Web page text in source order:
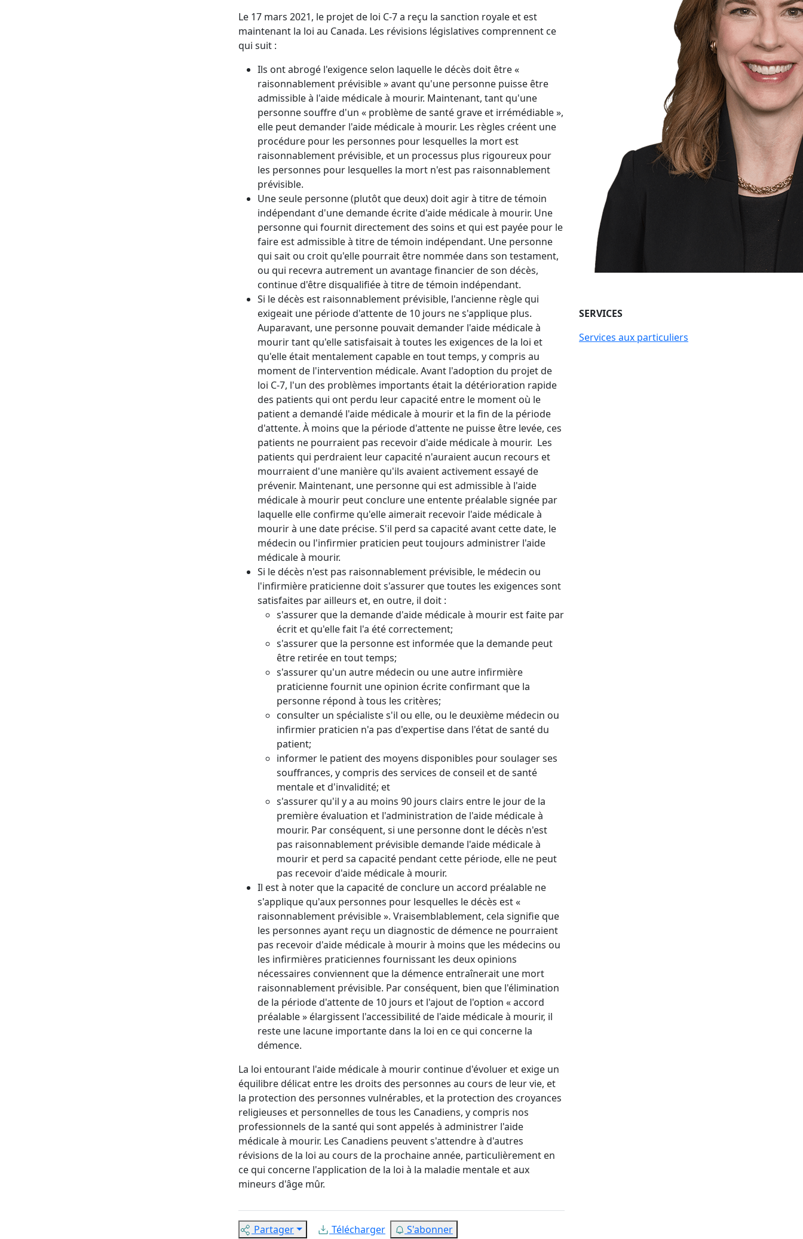
Le 17 mars 2021, le projet de loi C-7 a reçu la sanction royale et est
maintenant la loi au Canada. Les révisions législatives comprennent ce
qui suit :
Ils ont abrogé l'exigence selon laquelle le décès doit être «
raisonnablement prévisible » avant qu'une personne puisse être
admissible à l'aide médicale à mourir. Maintenant, tant qu'une
personne souffre d'un « problème de santé grave et irrémédiable »,
elle peut demander l'aide médicale à mourir. Les règles créent une
procédure pour les personnes pour lesquelles la mort est
raisonnablement prévisible, et un processus plus rigoureux pour
les personnes pour lesquelles la mort n'est pas raisonnablement
prévisible.
Une seule personne (plutôt que deux) doit agir à titre de témoin
indépendant d'une demande écrite d'aide médicale à mourir. Une
personne qui fournit directement des soins et qui est payée pour le
faire est admissible à titre de témoin indépendant. Une personne
qui sait ou croit qu'elle pourrait être nommée dans son testament,
ou qui recevra autrement un avantage financier de son décès,
continue d'être disqualifiée à titre de témoin indépendant.
Si le décès est raisonnablement prévisible, l'ancienne règle qui
exigeait une période d'attente de 10 jours ne s'applique plus.
Auparavant, une personne pouvait demander l'aide médicale à
mourir tant qu'elle satisfaisait à toutes les exigences de la loi et
qu'elle était mentalement capable en tout temps, y compris au
moment de l'intervention médicale. Avant l'adoption du projet de
loi C-7, l'un des problèmes importants était la détérioration rapide
des patients qui ont perdu leur capacité entre le moment où le
patient a demandé l'aide médicale à mourir et la fin de la période
d'attente. À moins que la période d'attente ne puisse être levée, ces
patients ne pourraient pas recevoir d'aide médicale à mourir. Les
patients qui perdraient leur capacité n'auraient aucun recours et
mourraient d'une manière qu'ils avaient activement essayé de
prévenir. Maintenant, une personne qui est admissible à l'aide
médicale à mourir peut conclure une entente préalable signée par
laquelle elle confirme qu'elle aimerait recevoir l'aide médicale à
mourir à une date précise. S'il perd sa capacité avant cette date, le
médecin ou l'infirmier praticien peut toujours administrer l'aide
médicale à mourir.
Si le décès n'est pas raisonnablement prévisible, le médecin ou
l'infirmière praticienne doit s'assurer que toutes les exigences sont
satisfaites par ailleurs et, en outre, il doit :
s'assurer que la demande d'aide médicale à mourir est faite par
écrit et qu'elle fait l'a été correctement;
s'assurer que la personne est informée que la demande peut
être retirée en tout temps;
s'assurer qu'un autre médecin ou une autre infirmière
praticienne fournit une opinion écrite confirmant que la
personne répond à tous les critères;
consulter un spécialiste s'il ou elle, ou le deuxième médecin ou
infirmier praticien n'a pas d'expertise dans l'état de santé du
patient;
informer le patient des moyens disponibles pour soulager ses
souffrances, y compris des services de conseil et de santé
mentale et d'invalidité; et
s'assurer qu'il y a au moins 90 jours clairs entre le jour de la
première évaluation et l'administration de l'aide médicale à
mourir. Par conséquent, si une personne dont le décès n'est
pas raisonnablement prévisible demande l'aide médicale à
mourir et perd sa capacité pendant cette période, elle ne peut
pas recevoir d'aide médicale à mourir.
Il est à noter que la capacité de conclure un accord préalable ne
s'applique qu'aux personnes pour lesquelles le décès est «
raisonnablement prévisible ». Vraisemblablement, cela signifie que
les personnes ayant reçu un diagnostic de démence ne pourraient
pas recevoir d'aide médicale à mourir à moins que les médecins ou
les infirmières praticiennes fournissant les deux opinions
nécessaires conviennent que la démence entraînerait une mort
raisonnablement prévisible. Par conséquent, bien que l'élimination
de la période d'attente de 10 jours et l'ajout de l'option « accord
préalable » élargissent l'accessibilité de l'aide médicale à mourir, il
reste une lacune importante dans la loi en ce qui concerne la
démence.
La loi entourant l'aide médicale à mourir continue d'évoluer et exige un
équilibre délicat entre les droits des personnes au cours de leur vie, et
la protection des personnes vulnérables, et la protection des croyances
religieuses et personnelles de tous les Canadiens, y compris nos
professionnels de la santé qui sont appelés à administrer l'aide
médicale à mourir. Les Canadiens peuvent s'attendre à d'autres
révisions de la loi au cours de la prochaine année, particulièrement en
ce qui concerne l'application de la loi à la maladie mentale et aux
mineurs d'âge mûr.
Partager
Télécharger
S'abonner
SERVICES
Services aux particuliers